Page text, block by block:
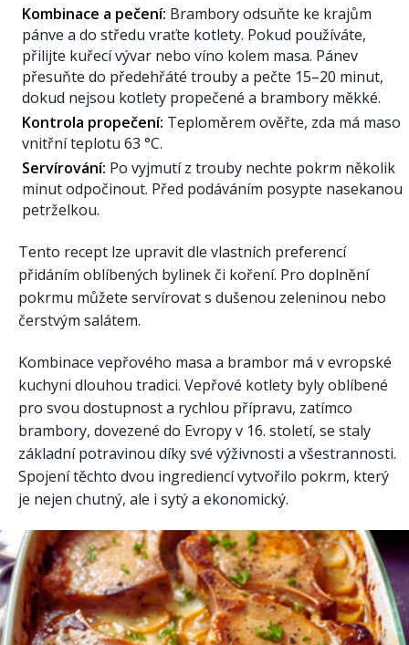
Kombinace a pečení: Brambory odsuňte ke krajům
pánve a do středu vraťte kotlety. Pokud používáte,
přilijte kuřecí vývar nebo víno kolem masa. Pánev
přesuňte do předehřáté trouby a pečte 15–20 minut,
dokud nejsou kotlety propečené a brambory měkké.
Kontrola propečení: Teploměrem ověřte, zda má maso
vnitřní teplotu 63 °C.
Servírování: Po vyjmutí z trouby nechte pokrm několik
minut odpočinout. Před podáváním posypte nasekanou
petrželkou.
Tento recept lze upravit dle vlastních preferencí
přidáním oblíbených bylinek či koření. Pro doplnění
pokrmu můžete servírovat s dušenou zeleninou nebo
čerstvým salátem.
Kombinace vepřového masa a brambor má v evropské
kuchyni dlouhou tradici. Vepřové kotlety byly oblíbené
pro svou dostupnost a rychlou přípravu, zatímco
brambory, dovezené do Evropy v 16. století, se staly
základní potravinou díky své výživnosti a všestrannosti.
Spojení těchto dvou ingrediencí vytvořilo pokrm, který
je nejen chutný, ale i sytý a ekonomický.